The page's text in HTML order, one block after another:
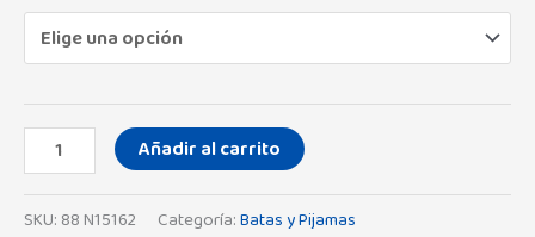
Añadir al carrito
SKU: 88 N15162 Categoría:Batas y Pijamas